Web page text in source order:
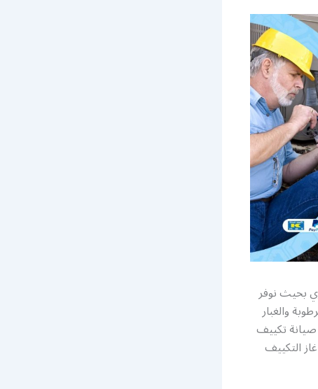
بحيث نوفر
والغبار
صيانة تكييف
التكييف